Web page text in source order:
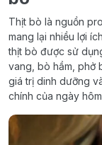
Thịt bò là nguồn
mang lại nhiều lợi
thịt bò được sử
vang, bò hầm, phở
giá trị dinh dưỡng
chính của ngày